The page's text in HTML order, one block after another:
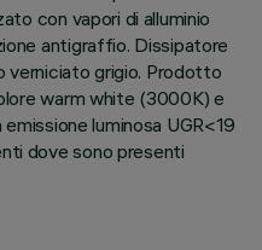
con vapori di alluminio
antigraffio. Dissipatore
verniciato grigio. Prodotto
warm white (3000K) e
luminosa UGR<19
dove sono presenti